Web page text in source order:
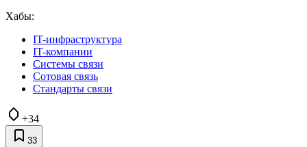
Хабы:
IT-инфраструктура
IT-компании
Системы связи
Сотовая связь
Стандарты связи
+34
33